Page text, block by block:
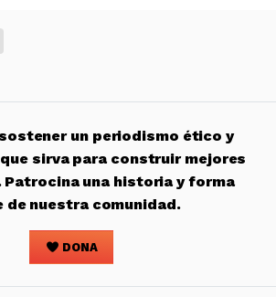
un periodismo ético y
sirva para construir mejores
Patrocina una historia y forma
de nuestra comunidad.
DONA